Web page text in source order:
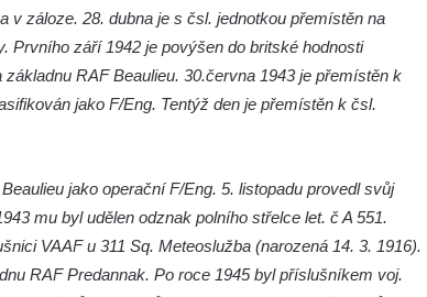
v záloze. 28. dubna je s čsl. jednotkou přemístěn na
Prvního září 1942 je povýšen do britské hodnosti
RAF Beaulieu. 30.června 1943 je přemístěn k
jako F/Eng. Tentýž den je přemístěn k čsl.
jako operační F/Eng. 5. listopadu provedl svůj
mu byl udělen odznak polního střelce let. č A 551.
VAAF u 311 Sq. Meteoslužba (narozená 14. 3. 1916).
RAF Predannak. Po roce 1945 byl příslušníkem voj.